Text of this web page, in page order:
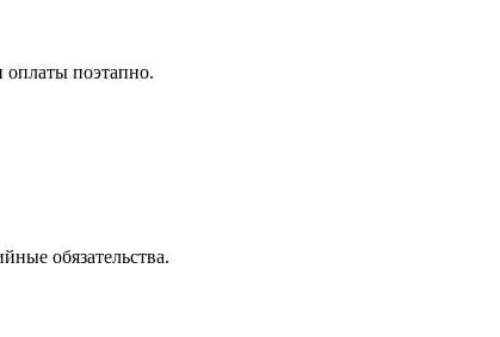
оплаты поэтапно.
обязательства.